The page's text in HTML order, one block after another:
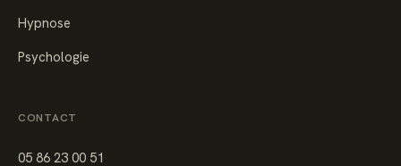
Hypnose
Psychologie
CONTACT
05 86 23 00 51